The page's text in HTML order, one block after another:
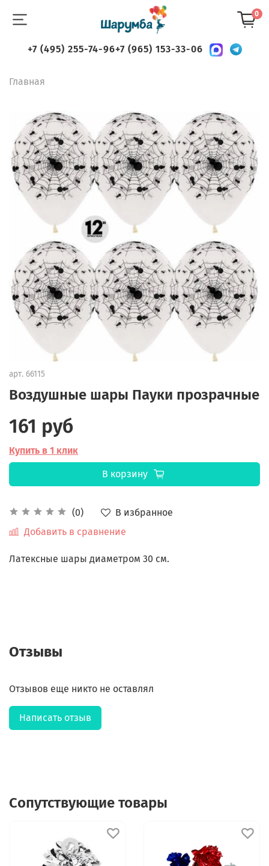
0
+7 (495) 255-74-96+7 (965) 153-33-06
Главная
арт. 66115
Воздушные шары Пауки прозрачные
(0)
В избранное
Добавить в сравнение
161 руб
Купить в 1 клик
В корзину
Латексные шары диаметром 30 см.
Отзывы
Отзывов еще никто не оставлял
Написать отзыв
Сопутствующие товары